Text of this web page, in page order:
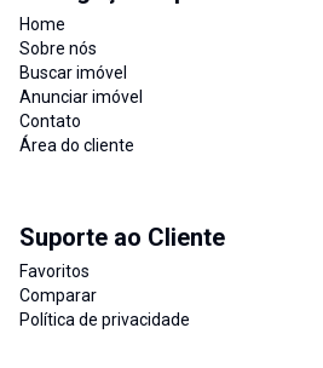
Home
Sobre nós
Buscar imóvel
Anunciar imóvel
Contato
Área do cliente
Suporte ao Cliente
Favoritos
Comparar
Política de privacidade